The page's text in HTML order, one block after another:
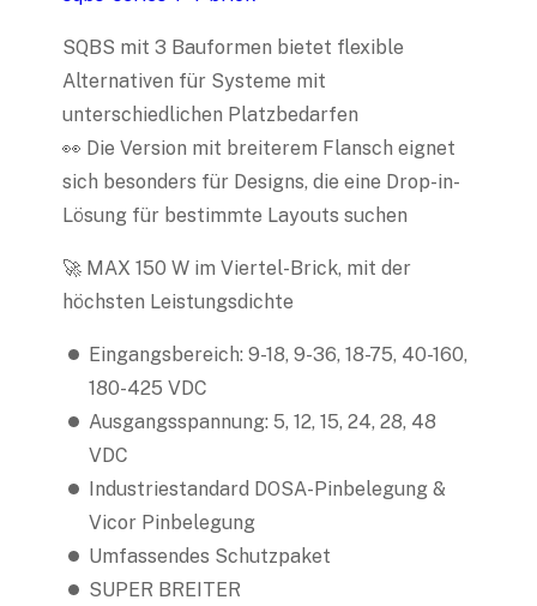
SQBS mit 3 Bauformen bietet flexible
Alternativen für Systeme mit
unterschiedlichen Platzbedarfen
👀 Die Version mit breiterem Flansch eignet
sich besonders für Designs, die eine Drop-in-
Lösung für bestimmte Layouts suchen
🚀 MAX 150 W im Viertel-Brick, mit der
höchsten Leistungsdichte
Eingangsbereich: 9-18, 9-36, 18-75, 40-160,
180-425 VDC
Ausgangsspannung: 5, 12, 15, 24, 28, 48
VDC
Industriestandard DOSA-Pinbelegung &
Vicor Pinbelegung
Umfassendes Schutzpaket
SUPER BREITER